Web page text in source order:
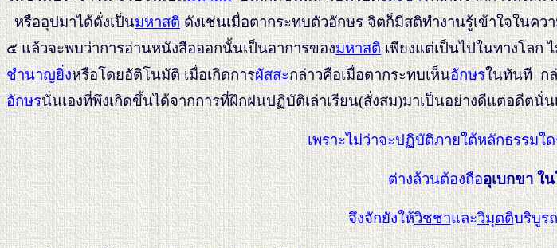
หรืออุปมาได้ดั่งเป็นมหาสติดังเช่นเมื่อตากระทบตัวอักษร จิตก็มีสติทำงานรู้เข้าใจใน
๕ แล้วจะพบว่าการอ่านหนังสือออกนั้นเป็นอาการของมหาสติเพียงแต่เป็นไปในทางโลก
ชำนาญยิ่งหรือโดยอัติโนมัติ เมื่อเกิดการผัสสะกล่าวคือเมื่อตากระทบเห็นอักษรในทันที กล่
อักษรนั่นเองที่พึงเกิดขึ้นได้จากการที่ฝึกฝนปฏิบัติเล่าเรียน(สั่งสม)มาเป็นอย่างดีแต่อดีตนั่น
เพราะไม่ว่าจะปฏิบัติภายใต้หลักธรรม
ต่างล้วนต้องถืออุเบกขา ใ
จึงจักยังให้วิชชาและวิมุตติบริบูร